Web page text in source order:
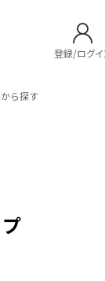
登録/ログイ
ら探す